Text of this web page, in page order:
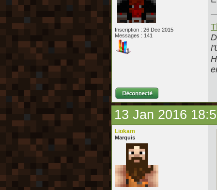
Inscription : 26 Dec 2015
Messages : 141
13 Jan 2016
Liokam
Marquis